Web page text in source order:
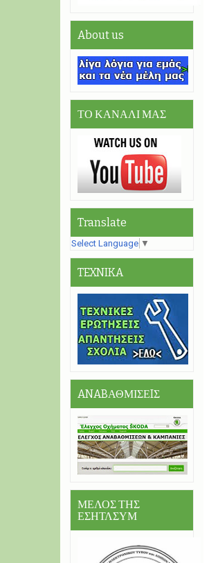
About us
ΤΟ ΚΑΝΑΛΙ ΜΑΣ
Translate
Select Language ▼
TEXNIKA
ANABΑΘΜΙΣΕIΣ
ΜΕΛΟΣ ΤΗΣ
ΕΣΗΤΛΣΥΜ